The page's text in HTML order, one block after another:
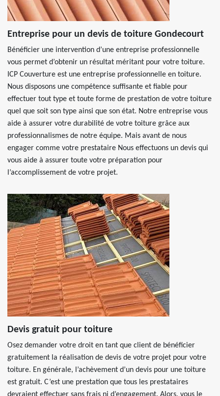
Entreprise pour un devis de toiture Gondecourt
Bénéficier une intervention d’une entreprise professionnelle
vous permet d’obtenir un résultat méritant pour votre toiture.
ICP Couverture est une entreprise professionnelle en toiture.
Nous disposons une compétence suffisante et fiable pour
effectuer tout type et toute forme de prestation de votre toiture
quel que soit son type ainsi que son état. Notre entreprise vous
aide à assurer votre durabilité de votre toiture grâce aux
professionnalismes de notre équipe. Mais avant de nous
engager comme votre prestataire Nous effectuons un devis qui
vous aide à assurer toute votre préparation pour
l’accomplissement de votre projet.
Devis gratuit pour toiture
Osez demander votre droit en tant que client de bénéficier
gratuitement la réalisation de devis de votre projet pour votre
toiture. En générale, l’achèvement d’un devis pour une toiture
est gratuit. C’est une prestation que tous les prestataires